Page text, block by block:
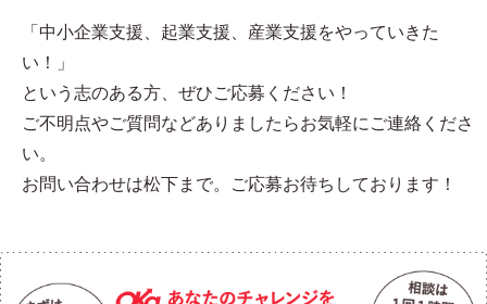
「中小企業支援、起業支援、産業支援をやっていきた
い！」
という志のある方、ぜひご応募ください！
ご不明点やご質問などありましたらお気軽にご連絡くださ
い。
お問い合わせは松下まで。ご応募お待ちしております！